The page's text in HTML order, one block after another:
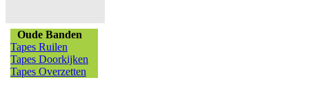
Oude Banden
Tapes Ruilen
Tapes Doorkijken
Tapes Overzetten